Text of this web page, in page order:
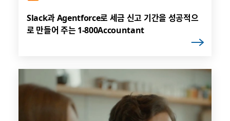
Slack과 Agentforce로 세금 신고 기간을 성공적으
로 만들어 주는 1-800Accountant